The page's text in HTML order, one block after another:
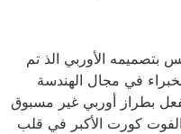
بتصميمه الأوربي الذ تم
في مجال الهندسة
بطراز أوربي غير مسبوق
كورت الأكبر في قلب